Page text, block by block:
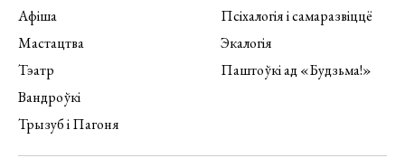
Афіша
Мастацтва
Тэатр
Вандроўкі
Трызуб і Пагоня
Псіхалогія і самаразвіццё
Экалогія
Паштоўкі ад «Будзьма!»